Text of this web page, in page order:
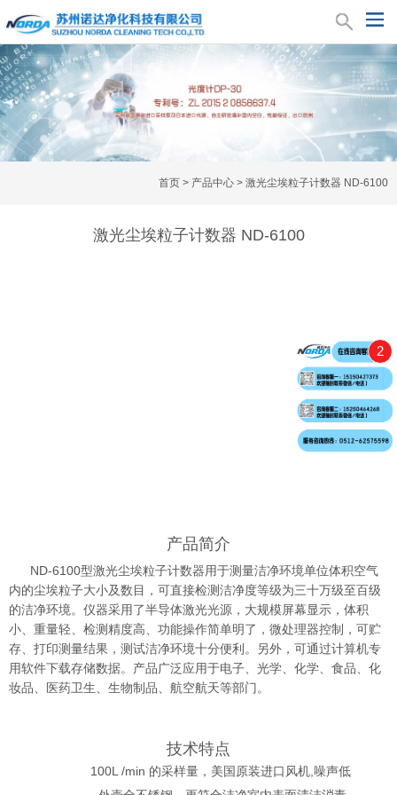
首页 > 产品中心 > 激光尘埃粒子计数器 ND-6100
激光尘埃粒子计数器 ND-6100
产品简介
ND-6100型激光尘埃粒子计数器用于测量洁净环境单位体积空气
内的尘埃粒子大小及数目，可直接检测洁净度等级为三十万级至百级
的洁净环境。仪器采用了半导体激光光源，大规模屏幕显示，体积
小、重量轻、检测精度高、功能操作简单明了，微处理器控制，可贮
存、打印测量结果，测试洁净环境十分便利。另外，可通过计算机专
用软件下载存储数据。产品广泛应用于电子、光学、化学、食品、化
妆品、医药卫生、生物制品、航空航天等部门。
技术特点
100L /min 的采样量，美国原装进口风机,噪声低
2